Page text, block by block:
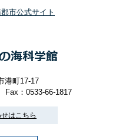
市公式サイト
港町17-17
Fax：0533-66-1817
はこちら